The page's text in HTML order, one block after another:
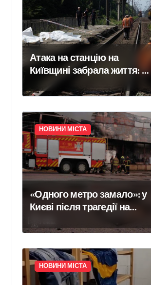
Атака на станцію на
Київщині забрала життя: в
чому потяги не зупиняють
НОВИНИ МІСТА
«Одного метро замало»: у
Києві після трагедії на
додаткових бетонних
НОВИНИ МІСТА